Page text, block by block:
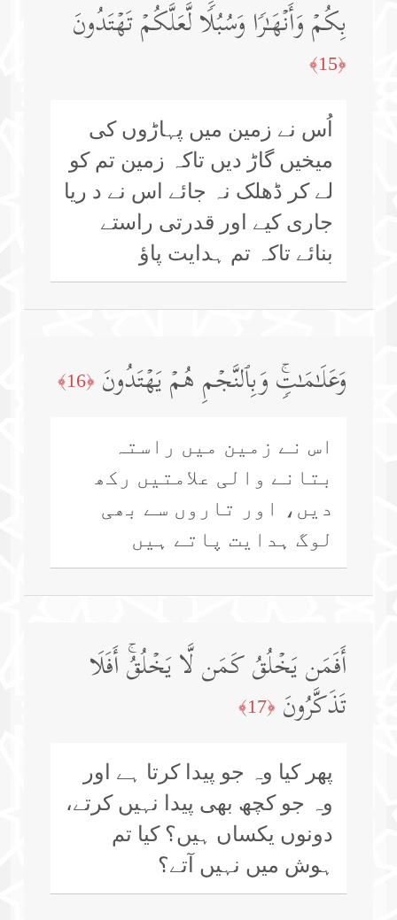
بِكُمۡ وَأَنۡهَـٰرࣰا وَسُبُلࣰا لَّعَلَّكُمۡ تَهۡتَدُونَ
﴿15﴾
اُس نے زمین میں پہاڑوں کی
میخیں گاڑ دیں تاکہ زمین تم کو
لے کر ڈھلک نہ جائے اس نے د ریا
جاری کیے اور قدرتی راستے
بنائے تاکہ تم ہدایت پاؤ
وَعَلَـٰمَـٰتࣲۚ وَبِٱلنَّجۡمِ هُمۡ یَهۡتَدُونَ ﴿16﴾
اس نے زمین میں راستہ
بتانے والی علامتیں رکھ
دیں، اور تاروں سے بھی
لوگ ہدایت پاتے ہیں
أَفَمَن یَخۡلُقُ كَمَن لَّا یَخۡلُقُۚ أَفَلَا
تَذَكَّرُونَ ﴿17﴾
پھر کیا وہ جو پیدا کرتا ہے اور
وہ جو کچھ بھی پیدا نہیں کرتے،
دونوں یکساں ہیں؟ کیا تم
ہوش میں نہیں آتے؟